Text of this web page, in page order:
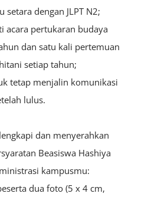
setara dengan JLPT N2;
acara pertukaran budaya
dan satu kali pertemuan
setiap tahun;
tetap menjalin komunikasi
lulus.
dan menyerahkan
Beasiswa Hashiya
kampusmu:
dua foto (5 x 4 cm,